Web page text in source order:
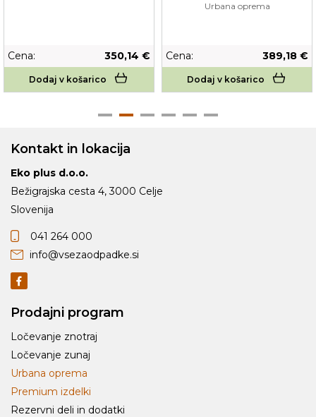
Cena: 350,14 €
Dodaj v košarico
Urbana oprema
Cena: 389,18 €
Dodaj v košarico
Kontakt in lokacija
Eko plus d.o.o.
Bežigrajska cesta 4, 3000 Celje
Slovenija
041 264 000
info@vsezaodpadke.si
Prodajni program
Ločevanje znotraj
Ločevanje zunaj
Urbana oprema
Premium izdelki
Rezervni deli in dodatki